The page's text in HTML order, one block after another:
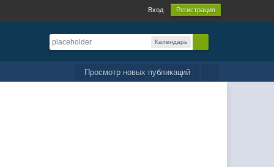
Вход Регистрация
Календарь
Просмотр новых публикаций